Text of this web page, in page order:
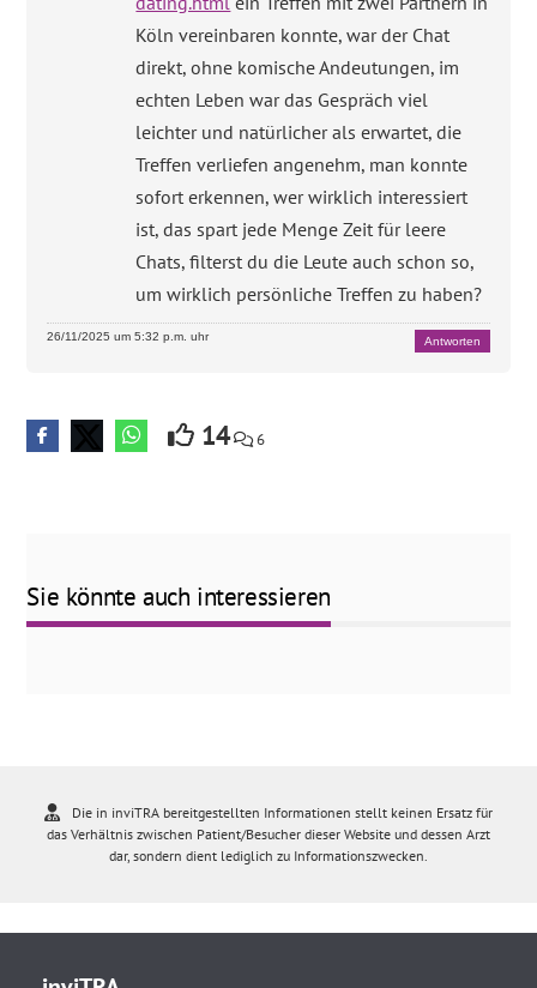
Köln vereinbaren konnte, war der Chat
direkt, ohne komische Andeutungen, im
echten Leben war das Gespräch viel
leichter und natürlicher als erwartet, die
Treffen verliefen angenehm, man konnte
sofort erkennen, wer wirklich interessiert
ist, das spart jede Menge Zeit für leere
Chats, filterst du die Leute auch schon so,
um wirklich persönliche Treffen zu haben?
26/11/2025 um 5:32 p.m. uhr Antworten
14 6
Sie könnte auch interessieren
Die in inviTRA bereitgestellten Informationen stellt keinen Ersatz für
das Verhältnis zwischen Patient/Besucher dieser Website und dessen Arzt
dar, sondern dient lediglich zu Informationszwecken.